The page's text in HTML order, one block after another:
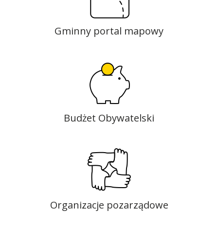
Gminny portal mapowy
Budżet Obywatelski
Organizacje pozarządowe